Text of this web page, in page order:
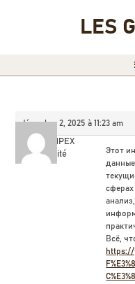
LES
décembre 2, 2025 à 11:23 am
RichardPEX
Invité
Этот
Всё,
https://